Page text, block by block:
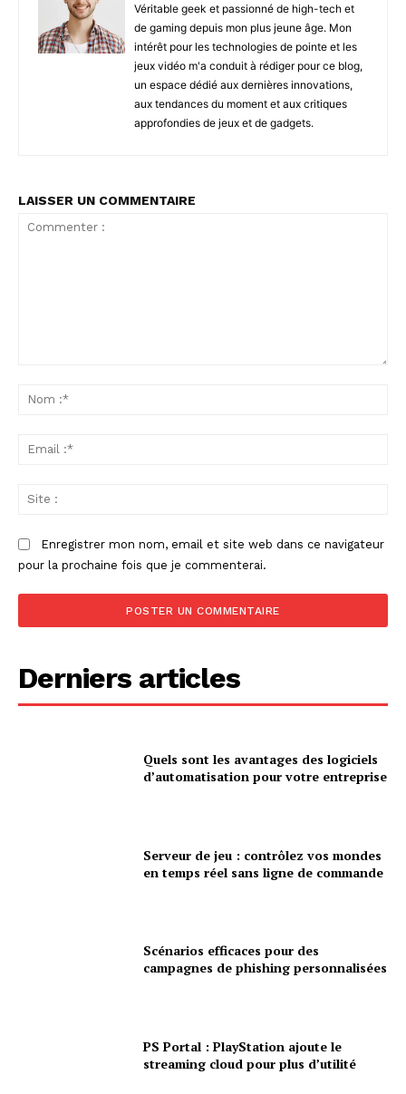
Véritable geek et passionné de high-tech et
de gaming depuis mon plus jeune âge. Mon
intérêt pour les technologies de pointe et les
jeux vidéo m'a conduit à rédiger pour ce blog,
un espace dédié aux dernières innovations,
aux tendances du moment et aux critiques
approfondies de jeux et de gadgets.
LAISSER UN COMMENTAIRE
Enregistrer mon nom, email et site web dans ce navigateur
pour la prochaine fois que je commenterai.
Derniers articles
Quels sont les avantages des logiciels
d’automatisation pour votre entreprise
Serveur de jeu : contrôlez vos mondes
en temps réel sans ligne de commande
Scénarios efficaces pour des
campagnes de phishing personnalisées
PS Portal : PlayStation ajoute le
streaming cloud pour plus d’utilité